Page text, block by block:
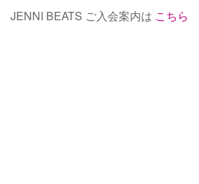
JENNI BEATS ご入会案内は こちら